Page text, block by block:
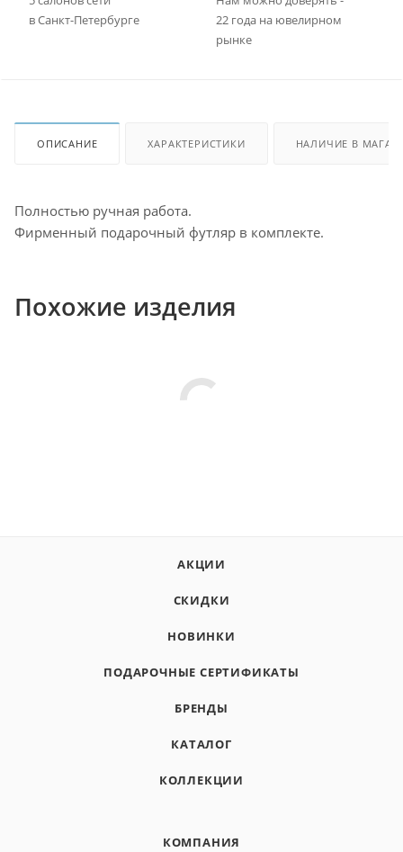
в Санкт-Петербурге
22 года на ювелирном
рынке
ОПИСАНИЕ ХАРАКТЕРИСТИКИ НАЛИЧИЕ В
Полностью ручная работа.
Фирменный подарочный футляр в комплекте.
Похожие изделия
АКЦИИ
СКИДКИ
НОВИНКИ
ПОДАРОЧНЫЕ СЕРТИФИКАТЫ
БРЕНДЫ
КАТАЛОГ
КОЛЛЕКЦИИ
КОМПАНИЯ